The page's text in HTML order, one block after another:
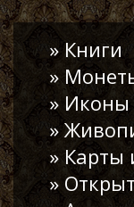
» Книги
»
» Иконы
»
» Карты
»